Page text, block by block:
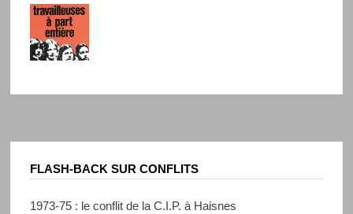
FLASH-BACK SUR CONFLITS
1973-75 : le conflit de la C.I.P. à Haisnes